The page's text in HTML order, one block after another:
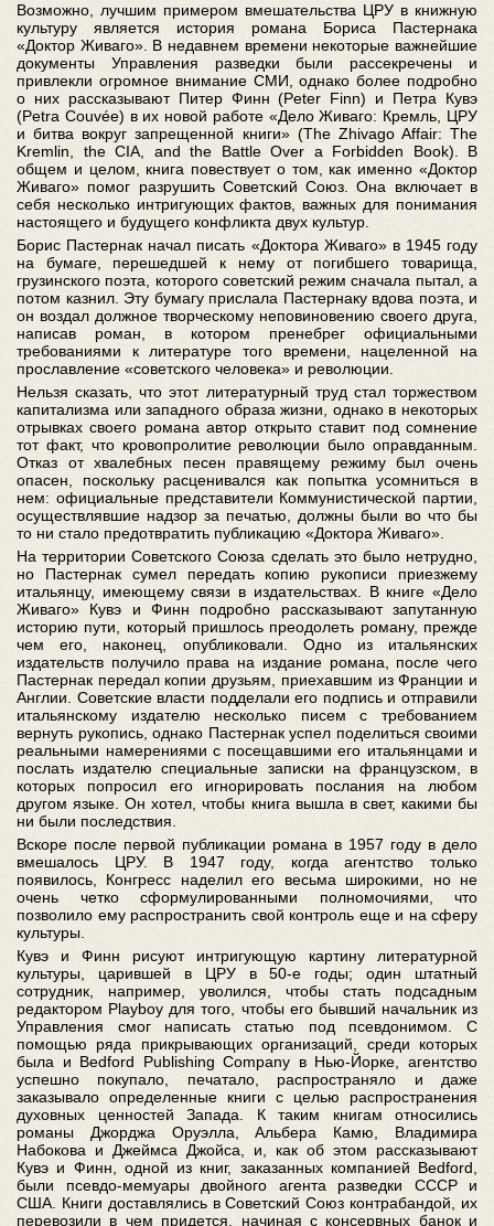
Возможно, лучшим примером вмешательства ЦРУ в книжную
культуру является история романа Бориса Пастернака
«Доктор Живаго». В недавнем времени некоторые важнейшие
документы Управления разведки были рассекречены и
привлекли огромное внимание СМИ, однако более подробно
о них рассказывают Питер Финн (Peter Finn) и Петра Кувэ
(Petra Couvée) в их новой работе «Дело Живаго: Кремль, ЦРУ
и битва вокруг запрещенной книги» (The Zhivago Affair: The
Kremlin, the CIA, and the Battle Over a Forbidden Book). В
общем и целом, книга повествует о том, как именно «Доктор
Живаго» помог разрушить Советский Союз. Она включает в
себя несколько интригующих фактов, важных для понимания
настоящего и будущего конфликта двух культур.
Борис Пастернак начал писать «Доктора Живаго» в 1945 году
на бумаге, перешедшей к нему от погибшего товарища,
грузинского поэта, которого советский режим сначала пытал, а
потом казнил. Эту бумагу прислала Пастернаку вдова поэта, и
он воздал должное творческому неповиновению своего друга,
написав роман, в котором пренебрег официальными
требованиями к литературе того времени, нацеленной на
прославление «советского человека» и революции.
Нельзя сказать, что этот литературный труд стал торжеством
капитализма или западного образа жизни, однако в некоторых
отрывках своего романа автор открыто ставит под сомнение
тот факт, что кровопролитие революции было оправданным.
Отказ от хвалебных песен правящему режиму был очень
опасен, поскольку расценивался как попытка усомниться в
нем: официальные представители Коммунистической партии,
осуществлявшие надзор за печатью, должны были во что бы
то ни стало предотвратить публикацию «Доктора Живаго».
На территории Советского Союза сделать это было нетрудно,
но Пастернак сумел передать копию рукописи приезжему
итальянцу, имеющему связи в издательствах. В книге «Дело
Живаго» Кувэ и Финн подробно рассказывают запутанную
историю пути, который пришлось преодолеть роману, прежде
чем его, наконец, опубликовали. Одно из итальянских
издательств получило права на издание романа, после чего
Пастернак передал копии друзьям, приехавшим из Франции и
Англии. Советские власти подделали его подпись и отправили
итальянскому издателю несколько писем с требованием
вернуть рукопись, однако Пастернак успел поделиться своими
реальными намерениями с посещавшими его итальянцами и
послать издателю специальные записки на французском, в
которых попросил его игнорировать послания на любом
другом языке. Он хотел, чтобы книга вышла в свет, какими бы
ни были последствия.
Вскоре после первой публикации романа в 1957 году в дело
вмешалось ЦРУ. В 1947 году, когда агентство только
появилось, Конгресс наделил его весьма широкими, но не
очень четко сформулированными полномочиями, что
позволило ему распространить свой контроль еще и на сферу
культуры.
Кувэ и Финн рисуют интригующую картину литературной
культуры, царившей в ЦРУ в 50-е годы; один штатный
сотрудник, например, уволился, чтобы стать подсадным
редактором Playboy для того, чтобы его бывший начальник из
Управления смог написать статью под псевдонимом. С
помощью ряда прикрывающих организаций, среди которых
была и Bedford Publishing Company в Нью-Йорке, агентство
успешно покупало, печатало, распространяло и даже
заказывало определенные книги с целью распространения
духовных ценностей Запада. К таким книгам относились
романы Джорджа Оруэлла, Альбера Камю, Владимира
Набокова и Джеймса Джойса, и, как об этом рассказывают
Кувэ и Финн, одной из книг, заказанных компанией Bedford,
были псевдо-мемуары двойного агента разведки СССР и
США. Книги доставлялись в Советский Союз контрабандой, их
перевозили в чем придется, начиная с консервных банок и